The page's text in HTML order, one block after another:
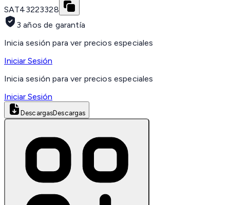
SAT43223328
3 años de garantía
Inicia sesión para ver precios especiales
Iniciar Sesión
Inicia sesión para ver precios especiales
Iniciar Sesión
DescargasDescargas